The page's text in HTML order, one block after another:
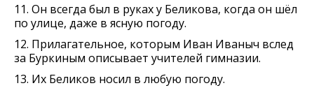
11. Он всегда был в руках у Беликова, когда он шёл
по улице, даже в ясную погоду.
12. Прилагательное, которым Иван Иваныч вслед
за Буркиным описывает учителей гимназии.
13. Их Беликов носил в любую погоду.